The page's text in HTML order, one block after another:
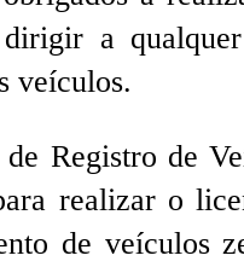
a
veículos.
de Registro de
realizar o
de veículos